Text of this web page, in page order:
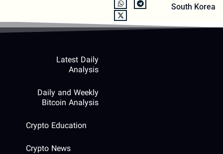
South Korea
Latest Daily
Analysis
Daily and Weekly
Bitcoin Analysis
Crypto Education
Crypto News